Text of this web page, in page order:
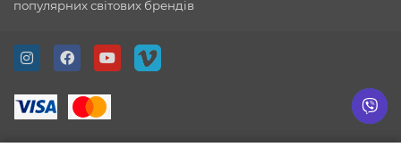
популярних світових брендів